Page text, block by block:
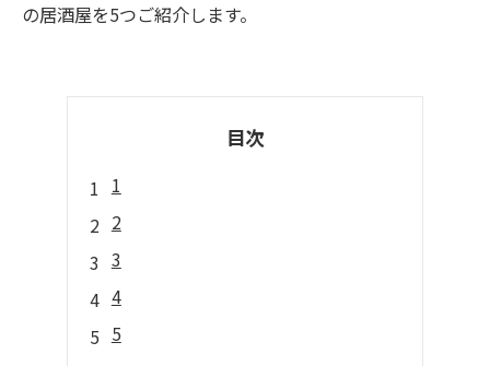
の居酒屋を5つご紹介します。
目次
1
2
3
4
5